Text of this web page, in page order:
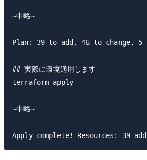
~中略~
Plan: 39 to add, 46 to change, 5
## 実際に環境適用します
terraform apply
~中略~